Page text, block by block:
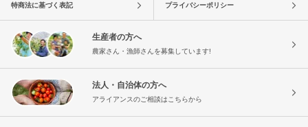
特商法に基づく表記 プライバシーポリシー
生産者の方へ
農家さん・漁師さんを募集しています!
法人・自治体の方へ
アライアンスのご相談はこちらから